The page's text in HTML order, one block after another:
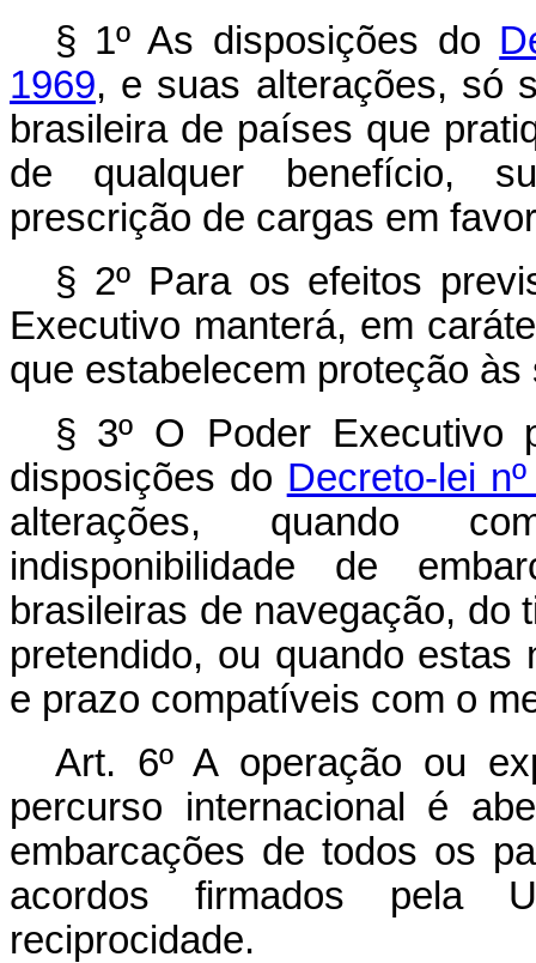
§ 1º As disposições do
1969, e suas alterações, só
brasileira de países que
de qualquer benefício,
prescrição de cargas em
§ 2º Para os efeitos
Executivo manterá, em
que estabelecem proteção
§ 3º O Poder Executivo
disposições do Decreto-lei
alterações, quando
indisponibilidade de
brasileiras de navegação, do
pretendido, ou quando
e prazo compatíveis com o
Art. 6º A operação ou
percurso internacional é
embarcações de todos os
acordos firmados pela
reciprocidade.